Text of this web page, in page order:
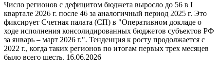
Число регионов с дефицитом бюджета выросло до 56 в I
квартале 2026 г. после 46 за аналогичный период 2025 г. Это
фиксирует Счетная палата (СП) в "Оперативном докладе о
ходе исполнения консолидированных бюджетов субъектов РФ
за январь – март 2026 г.". Тенденция к росту продолжается с
2022 г., когда таких регионов по итогам первых трех месяцев
было всего шесть. 16.06.2026